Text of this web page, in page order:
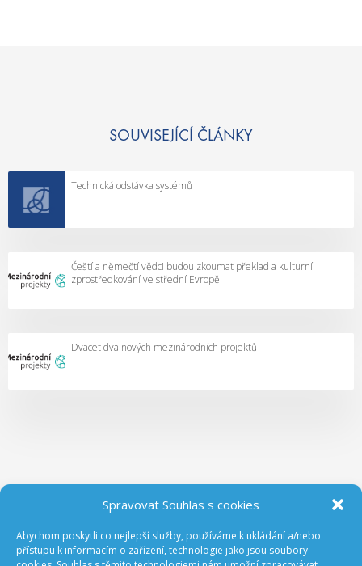
Spravovat Souhlas s cookies
Abychom poskytli co nejlepší služby, používáme k ukládání a/nebo
přístupu k informacím o zařízení, technologie jako jsou soubory
SOUVISEJÍCÍ ČLÁNKY
Technická odstávka systémů
Čeští a němečtí vědci budou zkoumat překlad a kulturní
zprostředkování ve střední Evropě
Dvacet dva nových mezinárodních projektů
ODEBÍREJTE NOVINKY Z GA ČR